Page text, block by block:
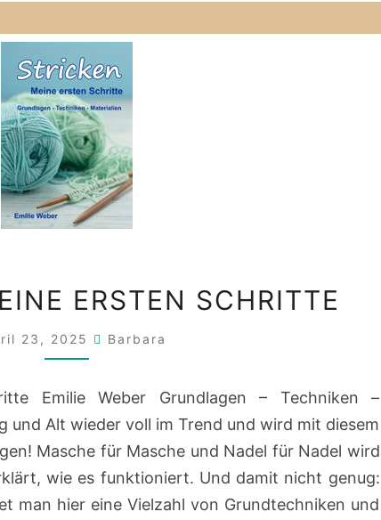
MEINE
ERSTEN
ERSTEN SCHRITTE
23, 2025 Barbara
Emilie Weber Grundlagen – Techniken –
und Alt wieder voll im Trend und wird mit diesem
Masche für Masche und Nadel für Nadel wird
wie es funktioniert. Und damit nicht genug:
man hier eine Vielzahl von Grundtechniken und